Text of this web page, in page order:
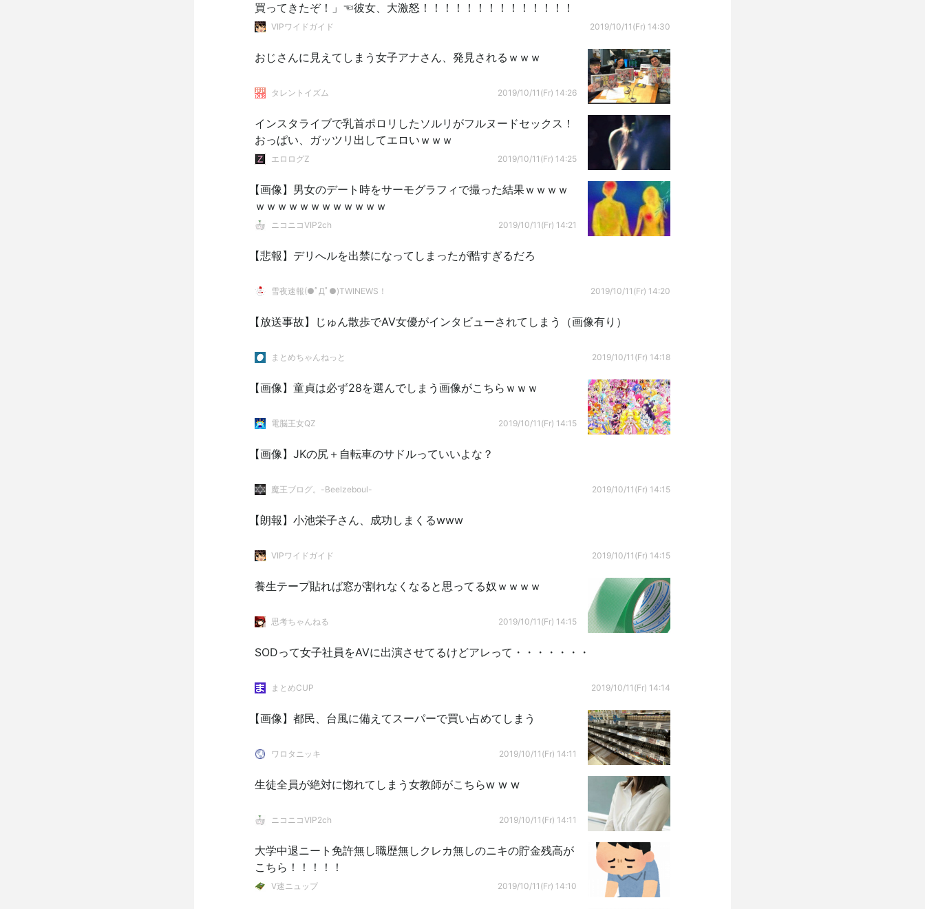
買ってきたぞ！」☜彼女、大激怒！！！！！！！！！！！！！！
VIPワイドガイド 2019/10/11(Fr) 14:30
おじさんに見えてしまう女子アナさん、発見されるｗｗｗ
タレントイズム 2019/10/11(Fr) 14:26
インスタライブで乳首ポロリしたソルリがフルヌードセックス！
おっぱい、ガッツリ出してエロいｗｗｗ
エロログZ 2019/10/11(Fr) 14:25
【画像】男女のデート時をサーモグラフィで撮った結果ｗｗｗｗ
ｗｗｗｗｗｗｗｗｗｗｗｗ
ニコニコVIP2ch 2019/10/11(Fr) 14:21
【悲報】デリへルを出禁になってしまったが酷すぎるだろ
雪夜速報(●ﾟДﾟ●)TWINEWS！ 2019/10/11(Fr) 14:20
【放送事故】じゅん散歩でAV女優がインタビューされてしまう（画像有り）
まとめちゃんねっと 2019/10/11(Fr) 14:18
【画像】童貞は必ず28を選んでしまう画像がこちらｗｗｗ
電脳王女QZ 2019/10/11(Fr) 14:15
【画像】JKの尻＋自転車のサドルっていいよな？
魔王ブログ。-Beelzeboul- 2019/10/11(Fr) 14:15
【朗報】小池栄子さん、成功しまくるwww
VIPワイドガイド 2019/10/11(Fr) 14:15
養生テープ貼れば窓が割れなくなると思ってる奴ｗｗｗｗ
思考ちゃんねる 2019/10/11(Fr) 14:15
SODって女子社員をAVに出演させてるけどアレって・・・・・・・
まとめCUP 2019/10/11(Fr) 14:14
【画像】都民、台風に備えてスーパーで買い占めてしまう
ワロタニッキ 2019/10/11(Fr) 14:11
生徒全員が絶対に惚れてしまう女教師がこちらw w w
ニコニコVIP2ch 2019/10/11(Fr) 14:11
大学中退ニート免許無し職歴無しクレカ無しのニキの貯金残高が
こちら！！！！！
V速ニュップ 2019/10/11(Fr) 14:10